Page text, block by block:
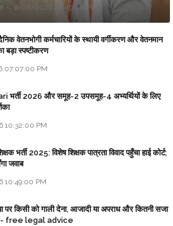
8/06/2026 10:09:00 PM
वेतनभोगी कर्मचारियों के स्थायी वर्गीकरण और वेतनमान
बड़ा स्पष्टीकरण
07:07:00 PM
भर्ती 2026 और समूह-2 उपसमूह-4 अभ्यर्थियों के लिए
PM
भर्ती 2025: विशेष शिक्षक पात्रता विवाद पहुँचा हाई कोर्ट;
जवाब
PM
पर किसी को गाली देना, आजादी या अपराध और कितनी सजा
- free legal advice